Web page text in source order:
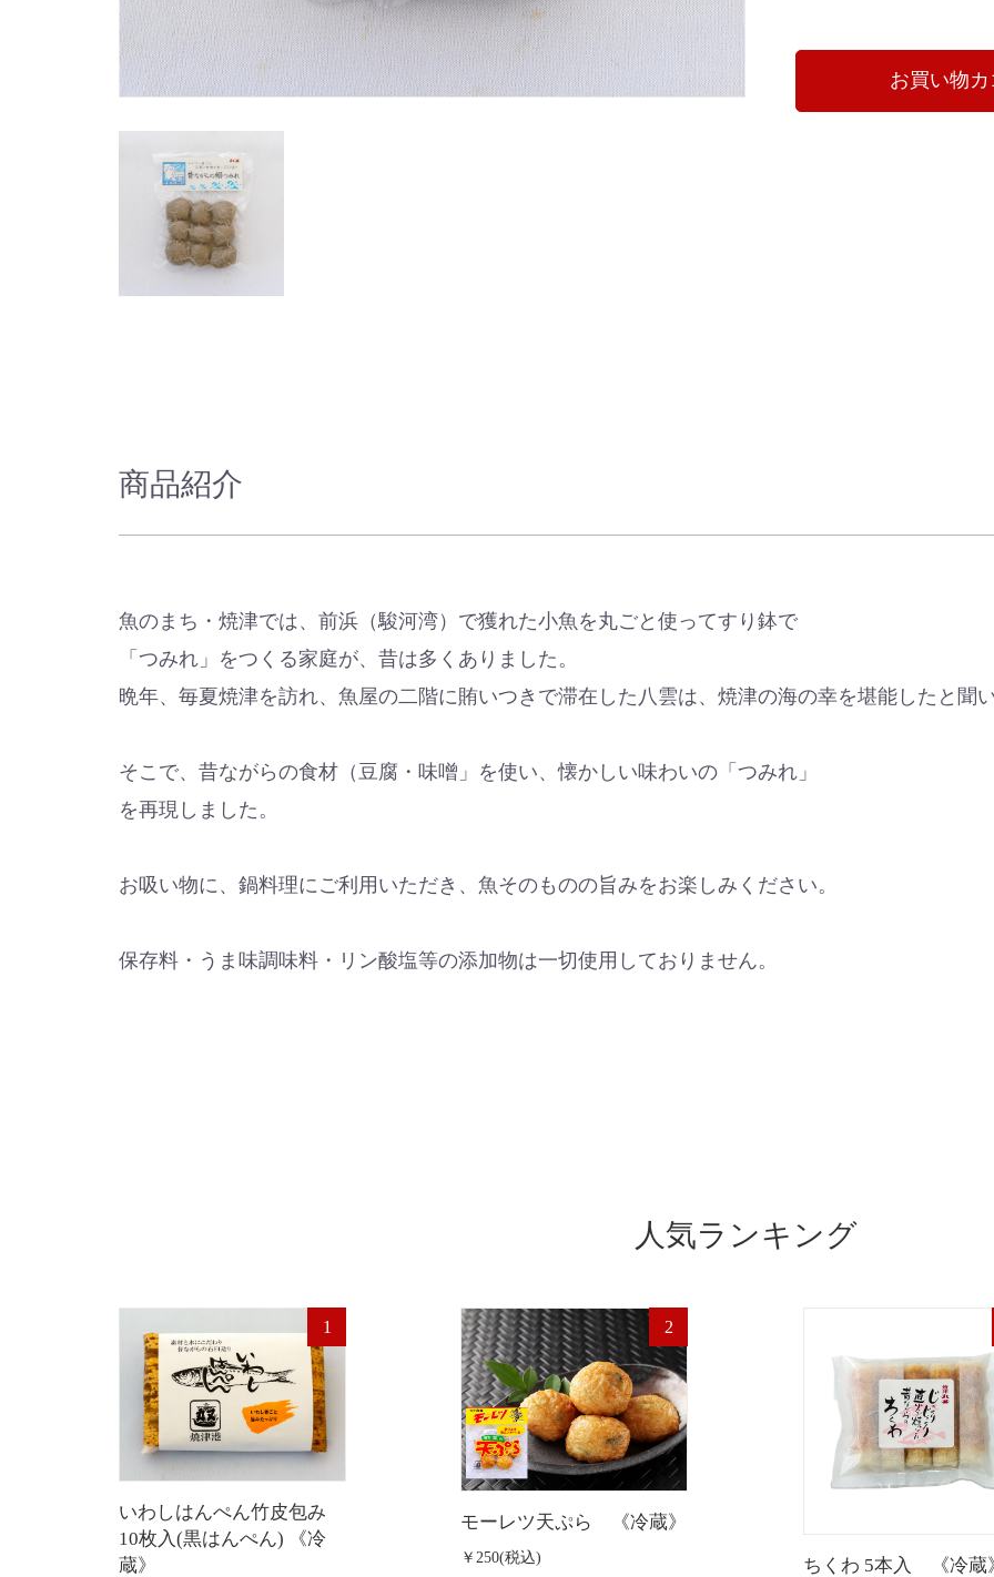
お買い物
商品紹介
魚のまち・焼津では、前浜（駿河湾）で獲れた小魚を丸ごと使ってすり鉢で
「つみれ」をつくる家庭が、昔は多くありました。
晩年、毎夏焼津を訪れ、魚屋の二階に賄いつきで滞在した八雲は、焼津の海の幸を堪能したと聞
そこで、昔ながらの食材（豆腐・味噌」を使い、懐かしい味わいの「つみれ」
を再現しました。
お吸い物に、鍋料理にご利用いただき、魚そのものの旨みをお楽しみください。
保存料・うま味調味料・リン酸塩等の添加物は一切使用しておりません。
人気ランキング
1
いわしはんぺん竹皮包み
10枚入(黒はんぺん) 《冷
蔵》
2
モーレツ天ぷら 《冷蔵》
￥250(税込) ちくわ 5本入 《冷蔵